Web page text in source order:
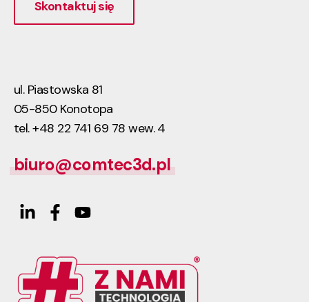
Skontaktuj się
ul. Piastowska 81
05-850 Konotopa
tel. +48 22 741 69 78 wew. 4
biuro@comtec3d.pl